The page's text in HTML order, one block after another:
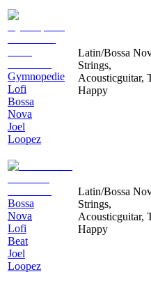
Gymnopedie
Lofi
Bossa
Nova
Joel
Loopez
Latin/Bossa
Strings,
Acousticguitar,
Happy
Bossa
Nova
Lofi
Beat
Joel
Loopez
Latin/Bossa
Strings,
Acousticguitar,
Happy